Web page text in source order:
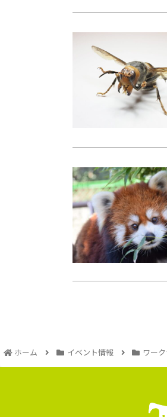
ホーム イベント情報 ワー